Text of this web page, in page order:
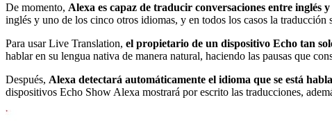
De momento, Alexa es capaz de traducir conversaciones entre
inglés y uno de los cinco otros idiomas, y en todos los casos la traducción
Para usar Live Translation, el propietario de un dispositivo Echo tan
hablar en su lengua nativa de manera natural, haciendo las pausas que
Después, Alexa detectará automáticamente el idioma que se está
dispositivos Echo Show Alexa mostrará por escrito las traducciones,